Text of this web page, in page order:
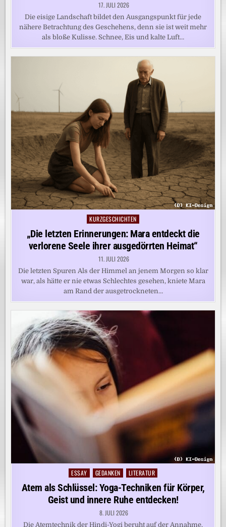
17. JULI 2026
Die eisige Landschaft bildet den Ausgangspunkt für jede
nähere Betrachtung des Geschehens, denn sie ist weit mehr
als bloße Kulisse. Schnee, Eis und kalte Luft…
Posted
KURZGESCHICHTEN
„Die letzten Erinnerungen: Mara entdeckt die
verlorene Seele ihrer ausgedörrten Heimat“
11. JULI 2026
Die letzten Spuren Als der Himmel an jenem Morgen so klar
war, als hätte er nie etwas Schlechtes gesehen, kniete Mara
am Rand der ausgetrockneten…
Posted
in
ESSAY GEDANKEN LITERATUR
Atem als Schlüssel: Yoga-Techniken für Körper,
Geist und innere Ruhe entdecken!
8. JULI 2026
Die Atemtechnik der Hindi-Yogi beruht auf der Annahme,